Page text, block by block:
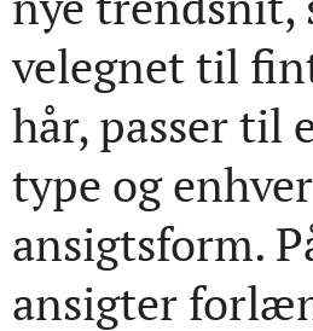
velegnet til
hår, passer til
type og enhver
ansigtsform.
ansigter